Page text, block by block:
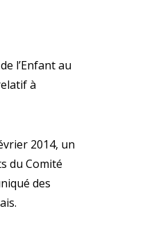
l’Enfant au
à
2014, un
du Comité
des